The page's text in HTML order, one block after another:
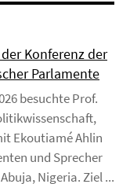
Konferenz der
Parlamente
besuchte Prof.
Ekoutiamé Ahlin
und Sprecher
Nigeria. Ziel ...